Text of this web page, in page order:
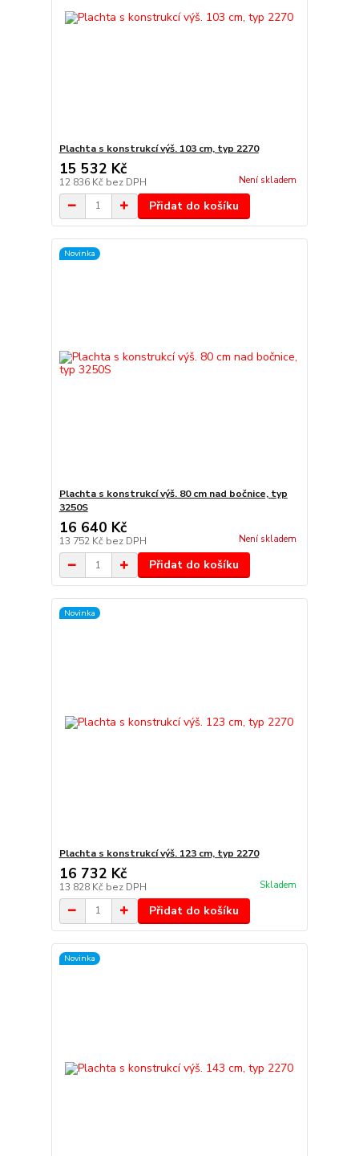
Plachta s konstrukcí výš. 103 cm, typ 2270
15 532 Kč
12 836 Kč bez DPH Není skladem
Přidat do košíku
Novinka
Plachta s konstrukcí výš. 80 cm nad bočnice, typ
3250S
16 640 Kč
13 752 Kč bez DPH Není skladem
Přidat do košíku
Novinka
Plachta s konstrukcí výš. 123 cm, typ 2270
16 732 Kč
13 828 Kč bez DPH Skladem
Přidat do košíku
Novinka